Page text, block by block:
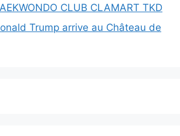
CLUB CLAMART TKD
Trump arrive au Château de